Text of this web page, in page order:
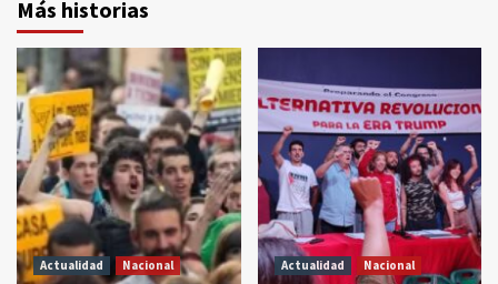
Más historias
Actualidad Nacional Actualidad Nacional